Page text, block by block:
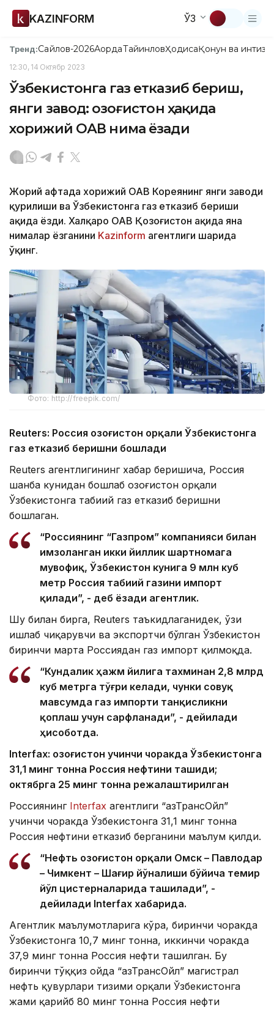
KAZINFORM ЎЗ
Тренд:Сайлов-2026АқордаТайинловҲодисаҚонун ва
12:30, 14 Октябр 2023
Ўзбекистонга газ етказиб бериш,
янги завод: Қозоғистон ҳақида
хорижий ОАВ нима ёзади
Жорий ҳафтада хорижий ОАВ Кореянинг янги заводи
қурилиши ва Ўзбекистонга газ етказиб бериши
ҳақида ёзди. Халқаро ОАВ Қозоғистон ҳақида яна
нималар ёзганини Kazinform агентлиги шарҳида
ўқинг.
Фото: http://freepik.com/
Reuters: Россия Қозоғистон орқали Ўзбекистонга
газ етказиб беришни бошлади
Reuters агентлигининг хабар беришича, Россия
шанба кунидан бошлаб Қозоғистон орқали
Ўзбекистонга табиий газ етказиб беришни
бошлаган.
“Россиянинг “Газпром” компанияси билан
имзоланган икки йиллик шартномага
мувофиқ, Ўзбекистон кунига 9 млн куб
метр Россия табиий газини импорт
қилади”, - деб ёзади агентлик.
Шу билан бирга, Reuters таъкидлаганидек, ўзи
ишлаб чиқарувчи ва экспортчи бўлган Ўзбекистон
биринчи марта Россиядан газ импорт қилмоқда.
“Кундалик ҳажм йилига тахминан 2,8 млрд
куб метрга тўғри келади, чунки совуқ
мавсумда газ импорти танқисликни
қоплаш учун сарфланади”, - дейилади
ҳисоботда.
Interfax: Қозоғистон учинчи чоракда Ўзбекистонга
31,1 минг тонна Россия нефтини ташиди;
октябрга 25 минг тонна режалаштирилган
Россиянинг Interfax агентлиги “ҚазТрансОйл”
учинчи чоракда Ўзбекистонга 31,1 минг тонна
Россия нефтини етказиб берганини маълум қилди.
“Нефть Қозоғистон орқали Омск – Павлодар
– Чимкент – ​​Шағир йўналиши бўйича темир
йўл цистерналарида ташилади”, -
дейилади Interfax хабарида.
Агентлик маълумотларига кўра, биринчи чоракда
Ўзбекистонга 10,7 минг тонна, иккинчи чоракда
37,9 минг тонна Россия нефти ташилган. Бу
биринчи тўққиз ойда “ҚазТрансОйл” магистрал
нефть қувурлари тизими орқали Ўзбекистонга
жами қарийб 80 минг тонна Россия нефти